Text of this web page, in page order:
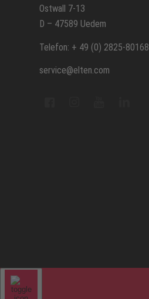
Ostwall 7-13
D – 47589 Uedem
Telefon: + 49 (0) 2825-80168
service@elten.com